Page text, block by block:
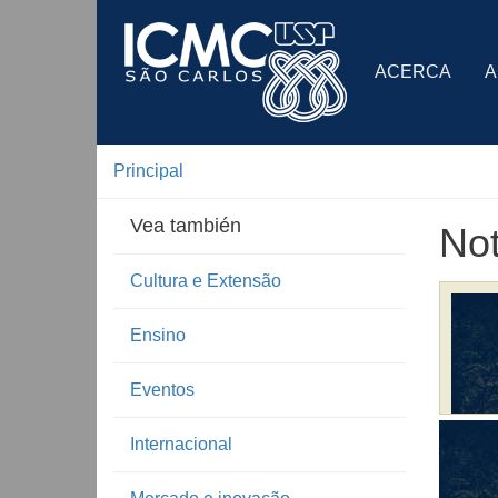
ACERCA
Principal
Vea también
Cultura e Extensão
Ensino
Eventos
Internacional